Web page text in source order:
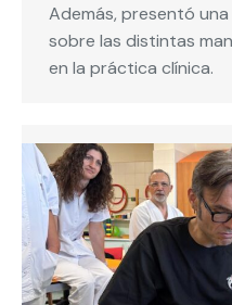
Además, presentó
sobre las distintas
en la práctica clínica.